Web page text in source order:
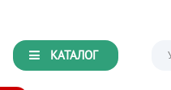
КАТАЛОГ